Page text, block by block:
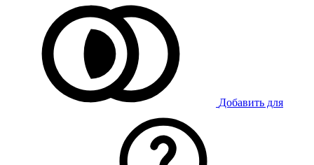
Добавить для